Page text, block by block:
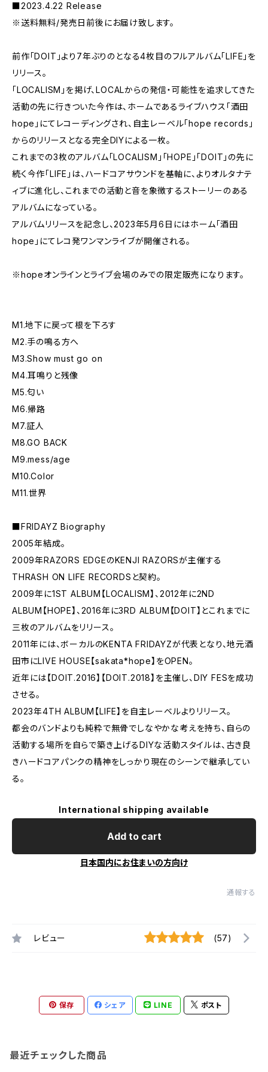
■2023.4.22 Release
※送料無料/発売日前後にお届け致します。
前作「DOIT」より7年ぶりのとなる4枚目のフルアルバム「LIFE」を
リリース。
「LOCALISM」を掲げ、LOCALからの発信・可能性を追求してきた
活動の先に行きついた今作は、ホームであるライブハウス「酒田
hope」にてレコーディングされ、自主レーベル「hope records」
からのリリースとなる完全DIYによる一枚。
これまでの3枚のアルバム「LOCALISM」「HOPE」「DOIT」の先に
続く今作「LIFE」は、ハードコアサウンドを基軸に、よりオルタナテ
ィブに進化し、これまでの活動と音を象徴するストーリーのある
アルバムになっている。
アルバムリリースを記念し、2023年5月6日にはホーム「酒田
hope」にてレコ発ワンマンライブが開催される。
※hopeオンラインとライブ会場のみでの限定販売になります。
M1.地下に戻って根を下ろす
M2.手の鳴る方へ
M3.Show must go on
M4.耳鳴りと残像
M5.匂い
M6.帰路
M7.証人
M8.GO BACK
M9.mess/age
M10.Color
M11.世界
■FRIDAYZ Biography
2005年結成。
2009年RAZORS EDGEのKENJI RAZORSが主催する
THRASH ON LIFE RECORDSと契約。
2009年に1ST ALBUM【LOCALISM】、2012年に2ND
ALBUM【HOPE】、2016年に3RD ALBUM【DOIT】とこれまでに
三枚のアルバムをリリース。
2011年には、ボーカルのKENTA FRIDAYZが代表となり、地元酒
田市にLIVE HOUSE【sakata*hope】をOPEN。
近年には【DOIT.2016】【DOIT.2018】を主催し、DIY FESを成功
させる。
2023年4TH ALBUM【LIFE】を自主レーベルよりリリース。
都会のバンドよりも純粋で無骨でしなやかな考えを持ち、自らの
活動する場所を自らで築き上げるDIYな活動スタイルは、古き良
きハードコアパンクの精神をしっかり現在のシーンで継承してい
る。
International shipping available
Add to cart
日本国内にお住まいの方向け
通報する
レビュー (57)
保存 シェア LINE ポスト
最近チェックした商品